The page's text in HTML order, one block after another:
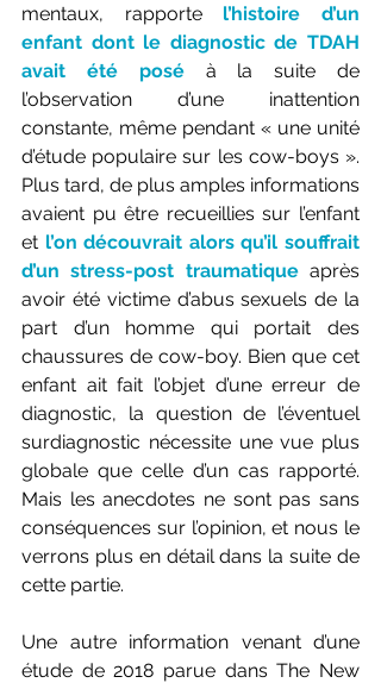
mentaux, rapporte l’histoire d’un
enfant dont le diagnostic de TDAH
avait été posé à la suite de
l’observation d’une inattention
constante, même pendant « une unité
d’étude populaire sur les cow-boys ».
Plus tard, de plus amples informations
avaient pu être recueillies sur l’enfant
et l’on découvrait alors qu’il souffrait
d’un stress-post traumatique après
avoir été victime d’abus sexuels de la
part d’un homme qui portait des
chaussures de cow-boy. Bien que cet
enfant ait fait l’objet d’une erreur de
diagnostic, la question de l’éventuel
surdiagnostic nécessite une vue plus
globale que celle d’un cas rapporté.
Mais les anecdotes ne sont pas sans
conséquences sur l’opinion, et nous le
verrons plus en détail dans la suite de
cette partie.
Une autre information venant d’une
étude de 2018 parue dans The New